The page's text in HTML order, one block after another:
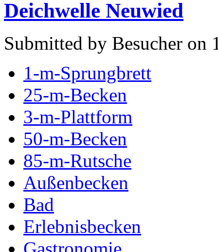
Deichwelle Neuwied
Submitted by Besucher on
1-m-Sprungbrett
25-m-Becken
3-m-Plattform
50-m-Becken
85-m-Rutsche
Außenbecken
Bad
Erlebnisbecken